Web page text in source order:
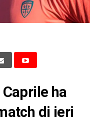
ha
di ieri